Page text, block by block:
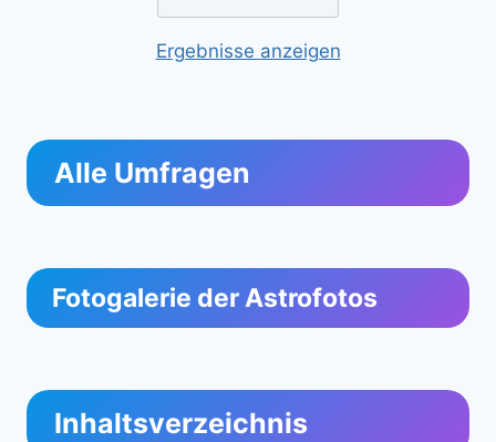
Ergebnisse anzeigen
Alle Umfragen
Fotogalerie der Astrofotos
Inhaltsverzeichnis